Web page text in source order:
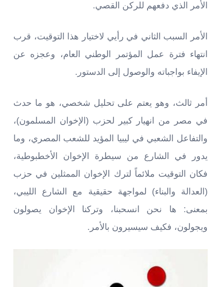
الأمر الذي دفعهم للركن القصي.
الأمر السبب الثاني في رأيي لاختيار هذا التوقيت، قرب
انتهاء فترة عمل المؤتمر الوطني العام، وعجزه عن
الإيفاء بواجباته والوصول إلى الدستور.
أمر ثالث، وهو يعتم على تحليل شخصي، هو ما حدث
في مصر من انهيار كبير لحزب (الإخوان المسلمون)،
والتفاعل الشعبي في ليبيا المؤيد للشعب المصري، وما
يدور في الشارع من سيطرة الإخوان الأخطبوطية،
فكان التوقيت ملائماً لترك الإخوان الممثلين في حزب
(العدالة والبناء) لمواجهة حقيقية مع الشارع الليبي،
بمعنى: ها نحن انسحبنا، وتركنا الإخوان يصولون
ويجولون، فكيف سيسيرون بالأمر.